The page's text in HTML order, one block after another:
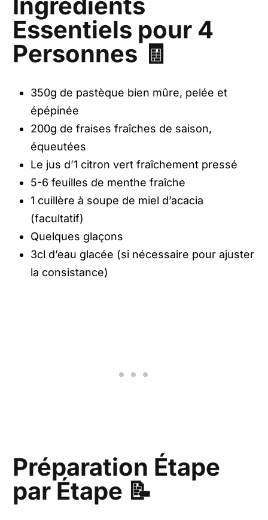
Essentiels pour 4
Personnes 🧾
350g de pastèque bien mûre, pelée et
épépinée
200g de fraises fraîches de saison,
équeutées
Le jus d’1 citron vert fraîchement pressé
5-6 feuilles de menthe fraîche
1 cuillère à soupe de miel d’acacia
(facultatif)
Quelques glaçons
3cl d’eau glacée (si nécessaire pour ajuster
la consistance)
Préparation Étape
par Étape 📝